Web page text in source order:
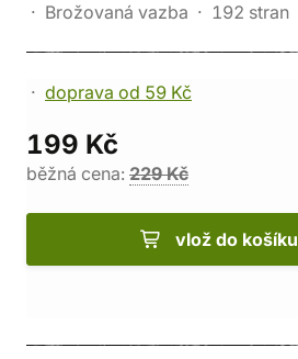
Brožovaná vazba
192 stran
doprava od 59 Kč
199 Kč
běžná cena: 229 Kč
vlož do košíku